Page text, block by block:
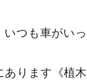
いつも車がい
あります《植